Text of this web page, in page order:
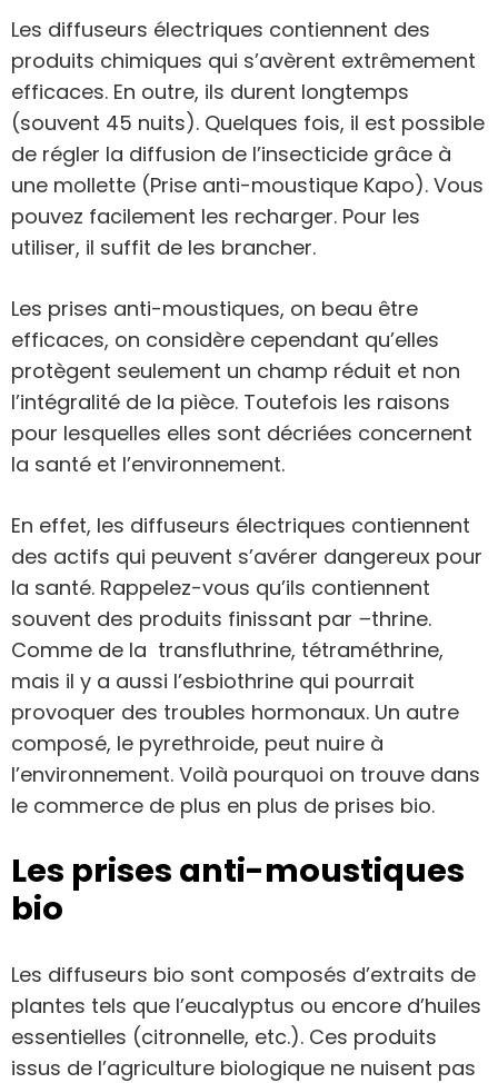
Les diffuseurs électriques contiennent des
produits chimiques qui s’avèrent extrêmement
efficaces. En outre, ils durent longtemps
(souvent 45 nuits). Quelques fois, il est possible
de régler la diffusion de l’insecticide grâce à
une mollette (Prise anti-moustique Kapo). Vous
pouvez facilement les recharger. Pour les
utiliser, il suffit de les brancher.
Les prises anti-moustiques, on beau être
efficaces, on considère cependant qu’elles
protègent seulement un champ réduit et non
l’intégralité de la pièce. Toutefois les raisons
pour lesquelles elles sont décriées concernent
la santé et l’environnement.
En effet, les diffuseurs électriques contiennent
des actifs qui peuvent s’avérer dangereux pour
la santé. Rappelez-vous qu’ils contiennent
souvent des produits finissant par –thrine.
Comme de la transfluthrine, tétraméthrine,
mais il y a aussi l’esbiothrine qui pourrait
provoquer des troubles hormonaux. Un autre
composé, le pyrethroide, peut nuire à
l’environnement. Voilà pourquoi on trouve dans
le commerce de plus en plus de prises bio.
Les prises anti-moustiques
bio
Les diffuseurs bio sont composés d’extraits de
plantes tels que l’eucalyptus ou encore d’huiles
essentielles (citronnelle, etc.). Ces produits
issus de l’agriculture biologique ne nuisent pas